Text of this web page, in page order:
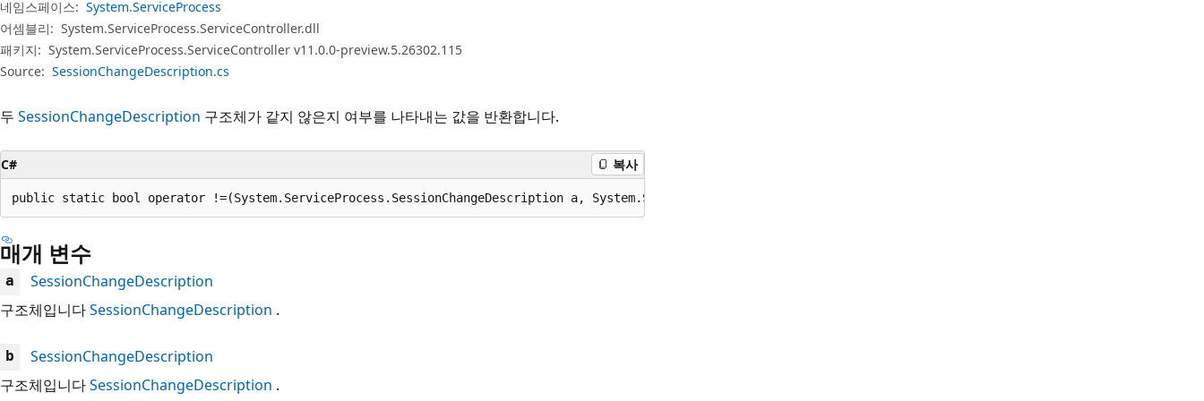
네임스페이스: System.ServiceProcess
어셈블리: System.ServiceProcess.ServiceController.dll
패키지: System.ServiceProcess.ServiceController v11.0.0-preview.5.26302.115
Source: SessionChangeDescription.cs
두 SessionChangeDescription 구조체가 같지 않은지 여부를 나타내는 값을 반환합니다.
C# 복사
public static bool operator !=(System.ServiceProcess.SessionChangeDescription a, System.ServiceProcess.SessionChangeDescription b);
매개 변수
a
SessionChangeDescription
구조체입니다SessionChangeDescription .
b
SessionChangeDescription
구조체입니다SessionChangeDescription .